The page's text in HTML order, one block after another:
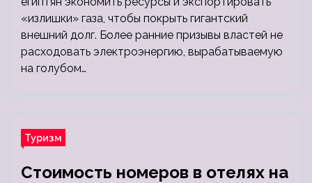
«излишки» газа, чтобы покрыть гигантский
внешний долг. Более ранние призывы властей не
расходовать электроэнергию, вырабатываемую
на голубом…
Туризм
Стоимость номеров в отелях на